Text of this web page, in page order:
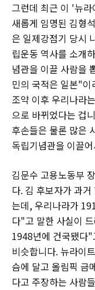
그런데 최근 이 '뉴
새롭게 임명된 김형
은 일제강점기 당시
립운동 역사를 소개
념관을 이끌 사람을
민의 국적은 일본"
조약 이후 우리나라
으로 바뀌었다는 겁
후손들은 물론 많은
독립기념관을 이끌
김문수 고용노동부
다. 김 후보자가 과
는데, 우리나라가
다"고 말한 사실이
1948년에 건국됐다
비슷합니다. 뉴라이
슴에 달고 올림픽 금
다고 주장하는 사람